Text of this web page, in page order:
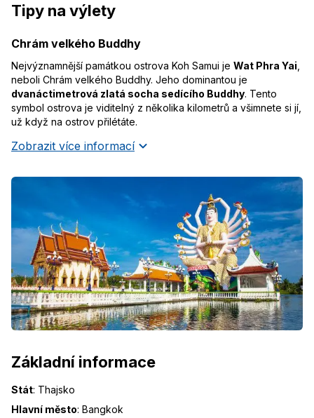
Tipy na výlety
Chrám velkého Buddhy
Nejvýznamnější památkou ostrova Koh Samui je Wat Phra Yai
neboli Chrám velkého Buddhy. Jeho dominantou je
dvanáctimetrová zlatá socha sedícího Buddhy. Tento
symbol ostrova je viditelný z několika kilometrů a všimnete si jí,
už když na ostrov přilétáte.
Zobrazit více informací
Základní informace
Stát: Thajsko
Hlavní město: Bangkok